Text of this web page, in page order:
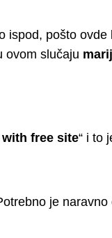
ispod, pošto ovde
ovom slučaju
free site“ i to
je